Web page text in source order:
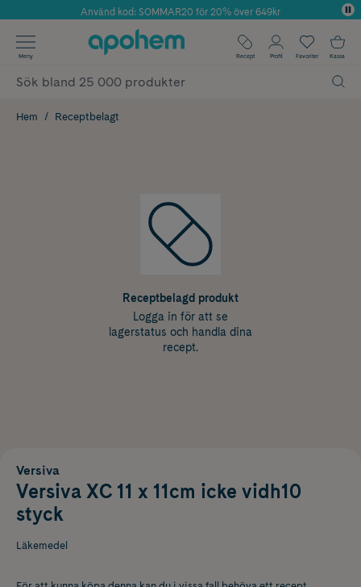
Årets Butik 2025 inom Skönhet
Använd kod: SOMMAR20 för 20% över 649kr
✓ Fri frakt
✓ Poäng på alla köp*
Meny Recept Profil Favoriter Kassa
Hem Receptbelagt
Receptbelagd produkt
Logga in för att se
lagerstatus och handla dina
recept.
Versiva
Versiva XC 11 x 11cm icke vidh10
styck
Läkemedel